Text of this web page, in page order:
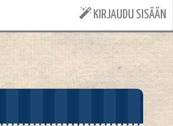
KIRJAUDU SISÄÄN